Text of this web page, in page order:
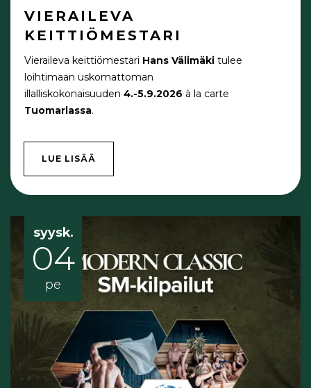
VIERAILEVA
KEITTIÖMESTARI
Vieraileva keittiömestari Hans Välimäki tulee
loihtimaan uskomattoman
illalliskokonaisuuden 4.-5.9.2026 à la carte
Tuomarlassa.
LUE LISÄÄ
syysk.
04
pe